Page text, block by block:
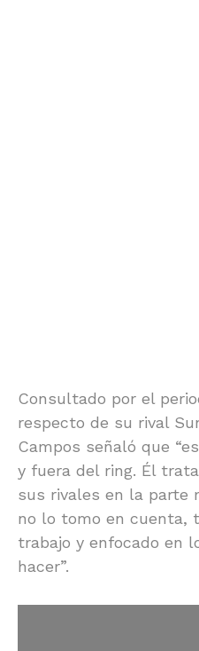
Consultado por el
respecto de su rival
Campos señaló que
y fuera del ring. Él
sus rivales en la parte
no lo tomo en cuenta,
trabajo y enfocado en
hacer”.